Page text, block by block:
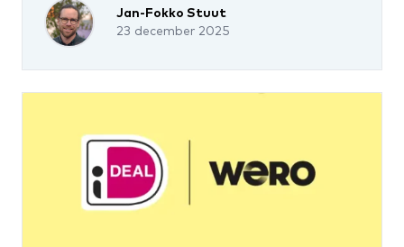
Jan-Fokko Stuut
23 december 2025